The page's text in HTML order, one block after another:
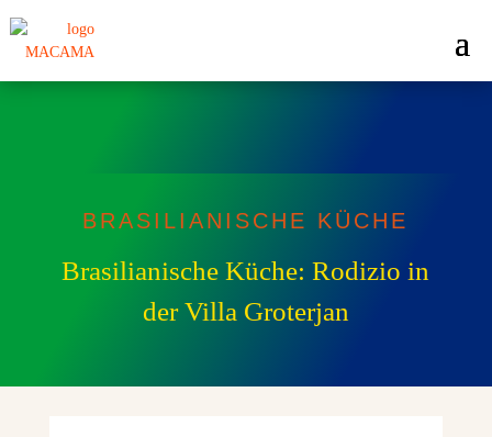
BRASILIANISCHE KÜCHE
Brasilianische Küche: Rodizio in
der Villa Groterjan